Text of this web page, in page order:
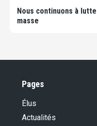
Nous continuons à
masse
Pages
Élus
Actualités